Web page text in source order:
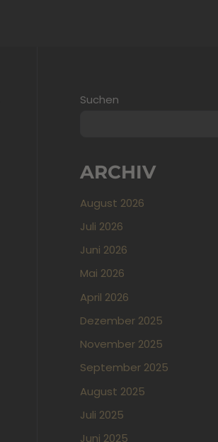
Suchen
ARCHIV
August 2026
Juli 2026
Juni 2026
Mai 2026
April 2026
Dezember 2025
November 2025
September 2025
August 2025
Juli 2025
Juni 2025